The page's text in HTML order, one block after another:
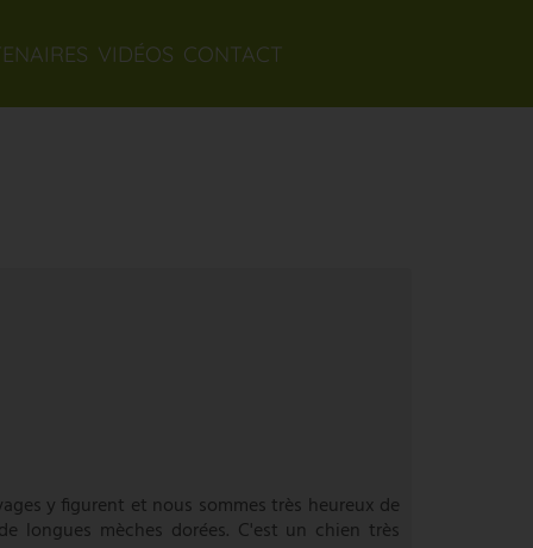
VIDÉOS CONTACT
y figurent et nous sommes très heureux de
longues mèches dorées. C'est un chien très